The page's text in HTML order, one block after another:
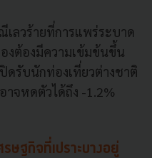
เลวร้ายที่การแพร่ระบาด
งต้องมีความเข้มข้นขึ้น
ดรับนักท่องเที่ยวต่างชาติ
าจหดตัวได้ถึง -1.2%
ษฐกิจที่เปราะบางอยู่